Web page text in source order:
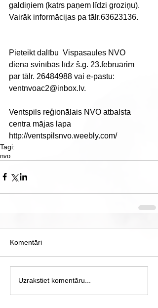
galdiņiem (katrs paņem līdzi groziņu).
Vairāk informācijas pa tālr.63623136.
Pieteikt dalību  Vispasaules NVO
diena svinībās līdz š.g. 23.februārim
par tālr. 26484988 vai e-pastu:
ventnvoac2@inbox.lv.
Ventspils reģionālais NVO atbalsta
centra mājas lapa
http://ventspilsnvo.weebly.com/
Tagi:
nvo
Komentāri
Uzrakstiet komentāru...